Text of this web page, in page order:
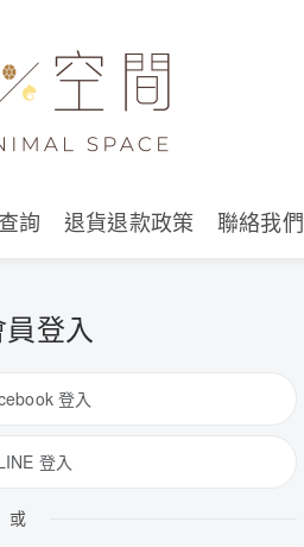
詢 退貨退款政策 聯絡我們
登入
登入
登入
或